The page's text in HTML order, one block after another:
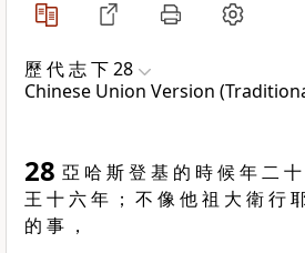
歷 代 志 下 28
Chinese Union Version
28 亞 哈 斯 登 基 的 時 候 年 二
王 十 六 年 ； 不 像 他 祖 大 衛 行
的 事 ，